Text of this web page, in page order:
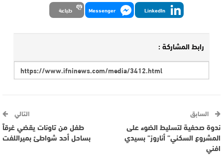
LinkedIn
Messenger طباعة
رابط المشاركة :
السابق
ندوة صحفية لتسليط الضوء على
المشروع السكني” أناروز” بسيدي
افني
التالي
طفل من تاونات يقضي غرقاً
بساحل أحد شواطئ بميراللفت